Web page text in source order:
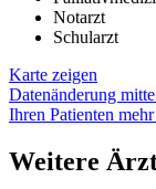
Notarzt
Schularzt
Karte zeigen
Datenänderung
Ihren Patienten
Weitere